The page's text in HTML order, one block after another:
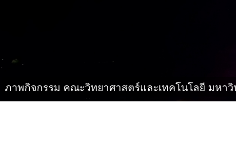
ภาพกิจกรรม คณะวิทยาศาสตร์และเทคโนโลยี มหา